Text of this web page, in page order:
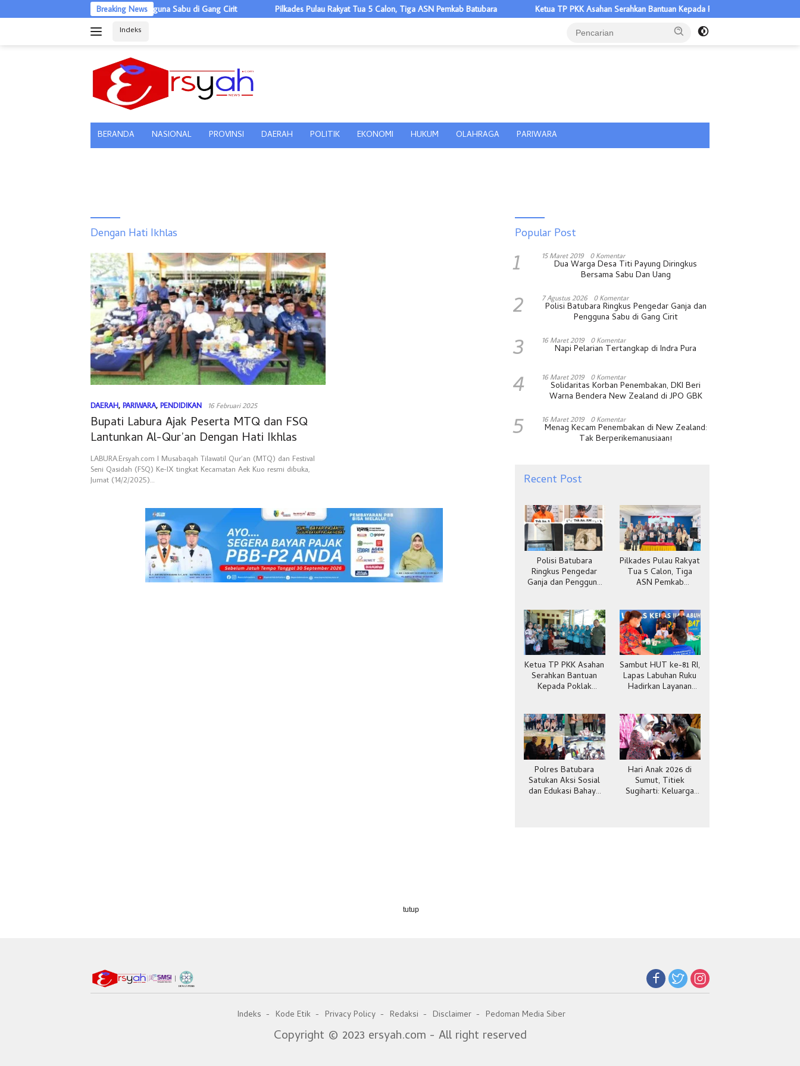
Breaking News
Ringkus Pengedar Ganja dan Pengguna Sabu di Gang Cirit Pilkades Pulau Rakyat Tua 5 Calon, Tiga ASN Pemkab Batubara Ketua TP PKK Asahan Serahkan Bantuan Kepada Poklak Kelurahan Sentang
Indeks
BERANDA NASIONAL PROVINSI DAERAH POLITIK EKONOMI HUKUM OLAHRAGA PARIWARA
Dengan Hati Ikhlas
DAERAH, PARIWARA, PENDIDIKAN 16 Februari 2025
Bupati Labura Ajak Peserta MTQ dan FSQ
Lantunkan Al-Qur’an Dengan Hati Ikhlas
LABURA.Ersyah.com l Musabaqah Tilawatil Qur’an (MTQ) dan Festival
Seni Qasidah (FSQ) Ke-IX tingkat Kecamatan Aek Kuo resmi dibuka,
Jumat (14/2/2025)…
Popular Post
1 15 Maret 2019 0 Komentar
Dua Warga Desa Titi Payung Diringkus
Bersama Sabu Dan Uang
2 7 Agustus 2026 0 Komentar
Polisi Batubara Ringkus Pengedar Ganja dan
Pengguna Sabu di Gang Cirit
3 16 Maret 2019 0 Komentar
Napi Pelarian Tertangkap di Indra Pura
4 16 Maret 2019 0 Komentar
Solidaritas Korban Penembakan, DKI Beri
Warna Bendera New Zealand di JPO GBK
5 16 Maret 2019 0 Komentar
Menag Kecam Penembakan di New Zealand:
Tak Berperikemanusiaan!
Recent Post
Polisi Batubara
Ringkus Pengedar
Ganja dan Pengguna
Pilkades Pulau Rakyat
Tua 5 Calon, Tiga
ASN Pemkab
Ketua TP PKK Asahan
Serahkan Bantuan
Kepada Poklak
Sambut HUT ke-81 RI,
Lapas Labuhan Ruku
Hadirkan Layanan
Polres Batubara
Satukan Aksi Sosial
dan Edukasi Bahaya
Hari Anak 2026 di
Sumut, Titiek
Sugiharti: Keluarga
Indeks Kode Etik Privacy Policy Redaksi Disclaimer Pedoman Media Siber
Copyright © 2023 ersyah.com - All right reserved
tutup